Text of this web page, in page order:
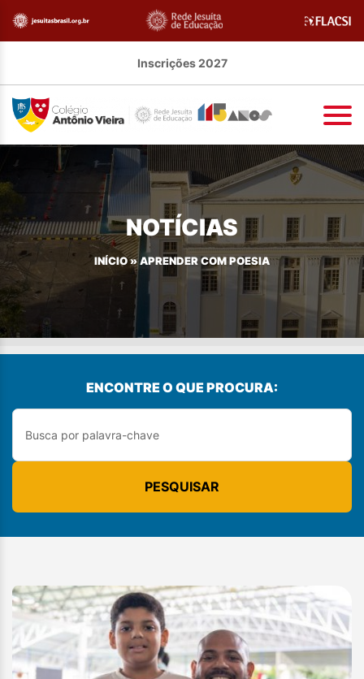
Inscrições 2027
NOTÍCIAS
INÍCIO» APRENDER COM POESIA
ENCONTRE O QUE PROCURA:
PESQUISAR